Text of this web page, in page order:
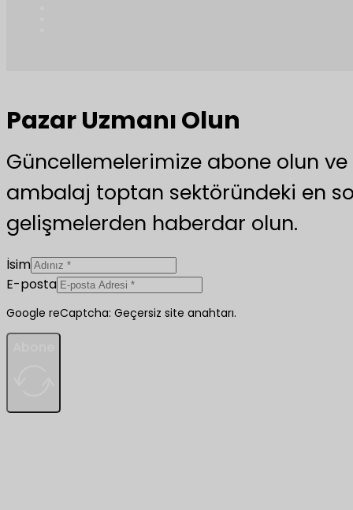
Pazar Uzmanı Olun
Güncellemelerimize abone olun
ambalaj toptan sektöründeki en
gelişmelerden haberdar olun.
İsim
E-posta
Google reCaptcha: Geçersiz site anahtarı.